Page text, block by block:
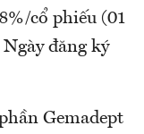
cổ phiếu (01
đăng ký
Gemadept